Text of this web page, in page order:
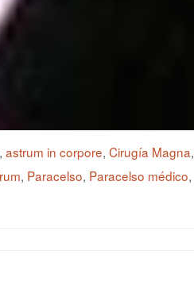
, astrum in corpore, Cirugía Magna,
, Paracelso, Paracelso médico,